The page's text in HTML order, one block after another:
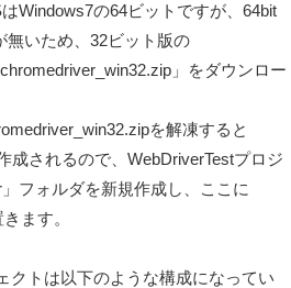
Windows7の64ビットですが、64bit
無いため、32ビット版の
」をダウンロー
を解凍すると
成されるので、WebDriverTestプロジ
フォルダを新規作成し、ここに
ます。
クトは以下のような構成になってい